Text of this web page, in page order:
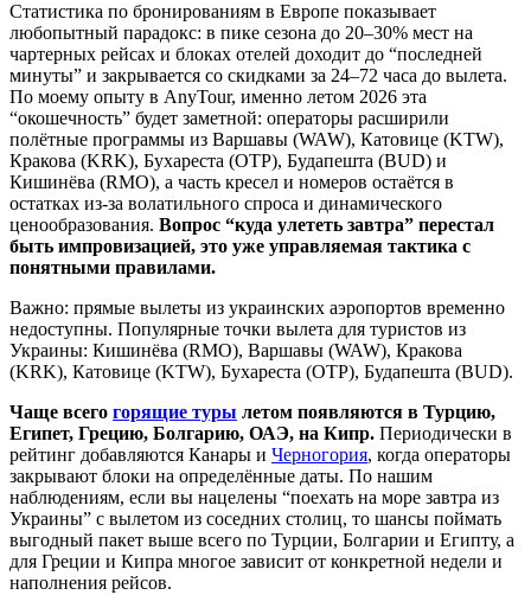
Статистика по бронированиям в Европе показывает
любопытный парадокс: в пике сезона до 20–30% мест на
чартерных рейсах и блоках отелей доходит до “последней
минуты” и закрывается со скидками за 24–72 часа до вылета.
По моему опыту в AnyTour, именно летом 2026 эта
“окошечность” будет заметной: операторы расширили
полётные программы из Варшавы (WAW), Катовице (KTW),
Кракова (KRK), Бухареста (OTP), Будапешта (BUD) и
Кишинёва (RMO), а часть кресел и номеров остаётся в
остатках из‑за волатильного спроса и динамического
ценообразования. Вопрос “куда улететь завтра” перестал
быть импровизацией, это уже управляемая тактика с
понятными правилами.
Важно: прямые вылеты из украинских аэропортов временно
недоступны. Популярные точки вылета для туристов из
Украины: Кишинёва (RMO), Варшавы (WAW), Кракова
(KRK), Катовице (KTW), Бухареста (OTP), Будапешта (BUD).
Чаще всего горящие туры летом появляются в Турцию,
Египет, Грецию, Болгарию, ОАЭ, на Кипр. Периодически в
рейтинг добавляются Канары и Черногория, когда операторы
закрывают блоки на определённые даты. По нашим
наблюдениям, если вы нацелены “поехать на море завтра из
Украины” с вылетом из соседних столиц, то шансы поймать
выгодный пакет выше всего по Турции, Болгарии и Египту, а
для Греции и Кипра многое зависит от конкретной недели и
наполнения рейсов.